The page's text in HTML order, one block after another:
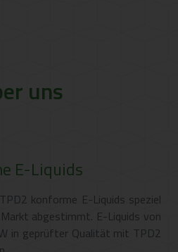
uns
E-Liquids
konforme E-Liquids speziel
abgestimmt. E-Liquids von
in geprüfter Qualität mit TPD2